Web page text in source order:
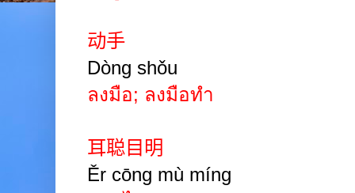
动手
Dòng shǒu
ลงมือ; ลงมือทำ
耳聪目明
Ěr cōng mù míng